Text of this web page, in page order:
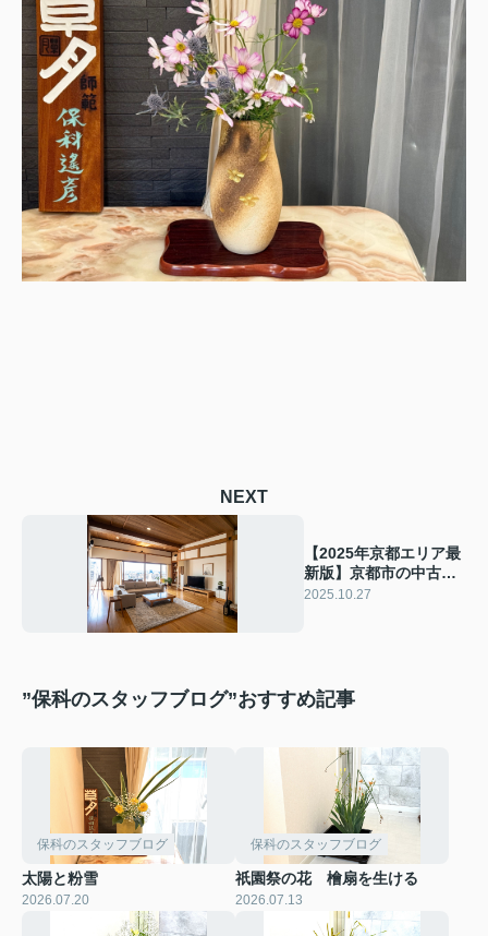
NEXT
【2025年京都エリア最
新版】京都市の中古マ
ンション探し方は？希
2025.10.27
”保科のスタッフブログ”おすすめ記事
保科のスタッフブログ
太陽と粉雪
2026.07.20
保科のスタッフブログ
祇園祭の花 檜扇を生ける
2026.07.13